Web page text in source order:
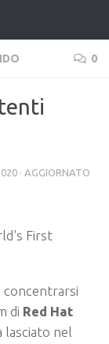
0
· AGGIORNATO
concentrarsi
di Red Hat
lasciato nel